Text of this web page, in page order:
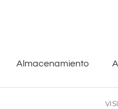
Almacenamiento